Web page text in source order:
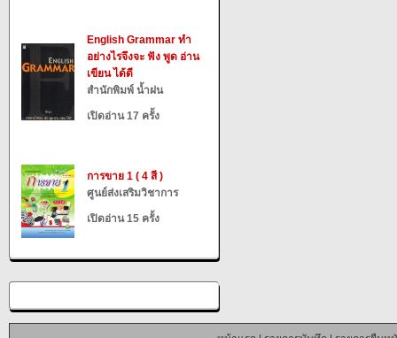
English Grammar ทำ
อย่างไรจึงจะ ฟัง พูด อ่าน
เขียน ได้ดี
สำนักพิมพ์ น้ำฝน
เปิดอ่าน 17 ครั้ง
การขาย 1 ( 4 สี )
ศูนย์ส่งเสริมวิชาการ
เปิดอ่าน 15 ครั้ง